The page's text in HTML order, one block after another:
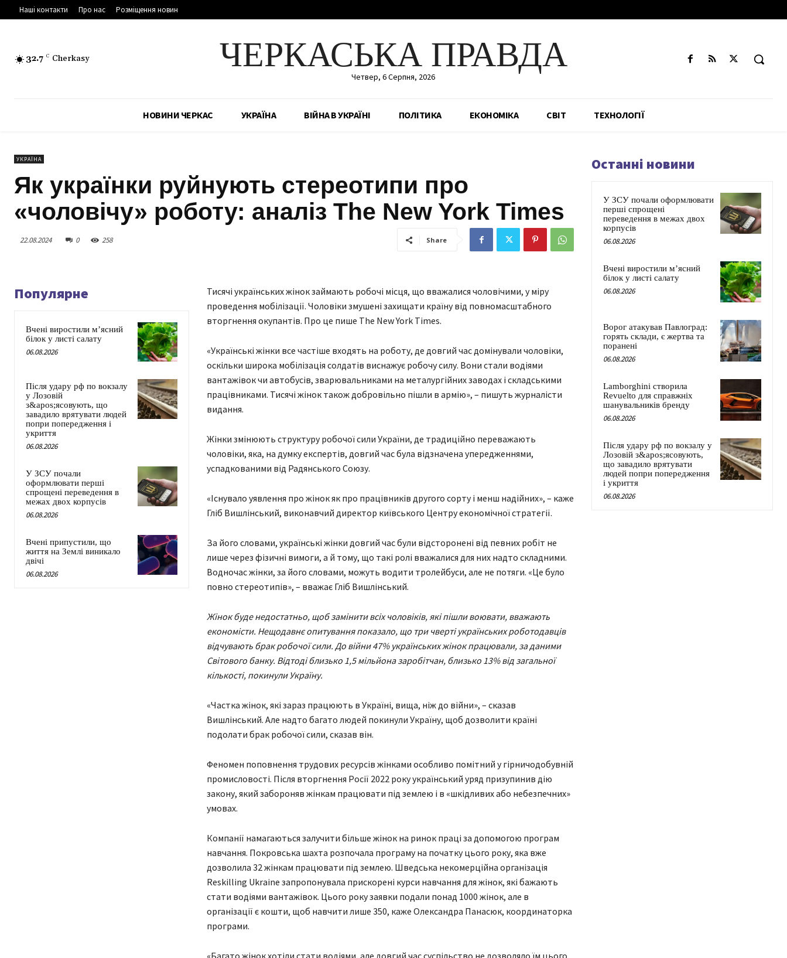
Наші контакти Про нас Розміщення новин
32.7 C Cherkasy ЧЕРКАСЬКА ПРАВДА
Четвер, 6 Серпня, 2026
НОВИНИ ЧЕРКАС УКРАЇНА ВІЙНА В УКРАЇНІ ПОЛІТИКА ЕКОНОМІКА СВІТ ТЕХНОЛОГІЇ
УКРАЇНА
Як українки руйнують стереотипи про
«чоловічу» роботу: аналіз The New York Times
22.08.2024 0 258 Share
Популярне
Вчені виростили м’ясний
білок у листі салату
06.08.2026
Після удару рф по вокзалу
у Лозовій
з&apos;ясовують, що
завадило врятувати людей
попри попередження і
укриття
06.08.2026
У ЗСУ почали
оформлювати перші
спрощені переведення в
межах двох корпусів
06.08.2026
Вчені припустили, що
життя на Землі виникало
двічі
06.08.2026
Тисячі українських жінок займають робочі місця, що вважалися чоловічими, у міру
проведення мобілізації. Чоловіки змушені захищати країну від повномасштабного
вторгнення окупантів. Про це пише The New York Times.
«Українські жінки все частіше входять на роботу, де довгий час домінували чоловіки,
оскільки широка мобілізація солдатів виснажує робочу силу. Вони стали водіями
вантажівок чи автобусів, зварювальниками на металургійних заводах і складськими
працівниками. Тисячі жінок також добровільно пішли в армію», – пишуть журналісти
видання.
Жінки змінюють структуру робочої сили України, де традиційно переважають
чоловіки, яка, на думку експертів, довгий час була відзначена упередженнями,
успадкованими від Радянського Союзу.
«Існувало уявлення про жінок як про працівників другого сорту і менш надійних», – каже
Гліб Вишлінський, виконавчий директор київського Центру економічної стратегії.
За його словами, українські жінки довгий час були відсторонені від певних робіт не
лише через фізичні вимоги, а й тому, що такі ролі вважалися для них надто складними.
Водночас жінки, за його словами, можуть водити тролейбуси, але не потяги. «Це було
повно стереотипів», – вважає Гліб Вишлінський.
Жінок буде недостатньо, щоб замінити всіх чоловіків, які пішли воювати, вважають
економісти. Нещодавнє опитування показало, що три чверті українських роботодавців
відчувають брак робочої сили. До війни 47% українських жінок працювали, за даними
Світового банку. Відтоді близько 1,5 мільйона заробітчан, близько 13% від загальної
кількості, покинули Україну.
«Частка жінок, які зараз працюють в Україні, вища, ніж до війни», – сказав
Вишлінський. Але надто багато людей покинули Україну, щоб дозволити країні
подолати брак робочої сили, сказав він.
Феномен поповнення трудових ресурсів жінками особливо помітний у гірничодобувній
промисловості. Після вторгнення Росії 2022 року український уряд призупинив дію
закону, який забороняв жінкам працювати під землею і в «шкідливих або небезпечних»
умовах.
Компанії намагаються залучити більше жінок на ринок праці за допомогою програм
навчання. Покровська шахта розпочала програму на початку цього року, яка вже
дозволила 32 жінкам працювати під землею. Шведська некомерційна організація
Reskilling Ukraine запропонувала прискорені курси навчання для жінок, які бажають
стати водіями вантажівок. Цього року заявки подали понад 1000 жінок, але в
організації є кошти, щоб навчити лише 350, каже Олександра Панасюк, координаторка
програми.
Останні новини
У ЗСУ почали оформлювати
перші спрощені
переведення в межах двох
корпусів
06.08.2026
Вчені виростили м’ясний
білок у листі салату
06.08.2026
Ворог атакував Павлоград:
горять склади, є жертва та
поранені
06.08.2026
Lamborghini створила
Revuelto для справжніх
шанувальників бренду
06.08.2026
Після удару рф по вокзалу у
Лозовій з&apos;ясовують,
що завадило врятувати
людей попри попередження
і укриття
06.08.2026